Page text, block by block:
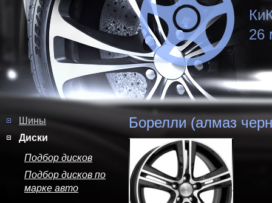
26
Шины
Диски
Подбор дисков
Подбор дисков по
марке авто
Борелли (алмаз